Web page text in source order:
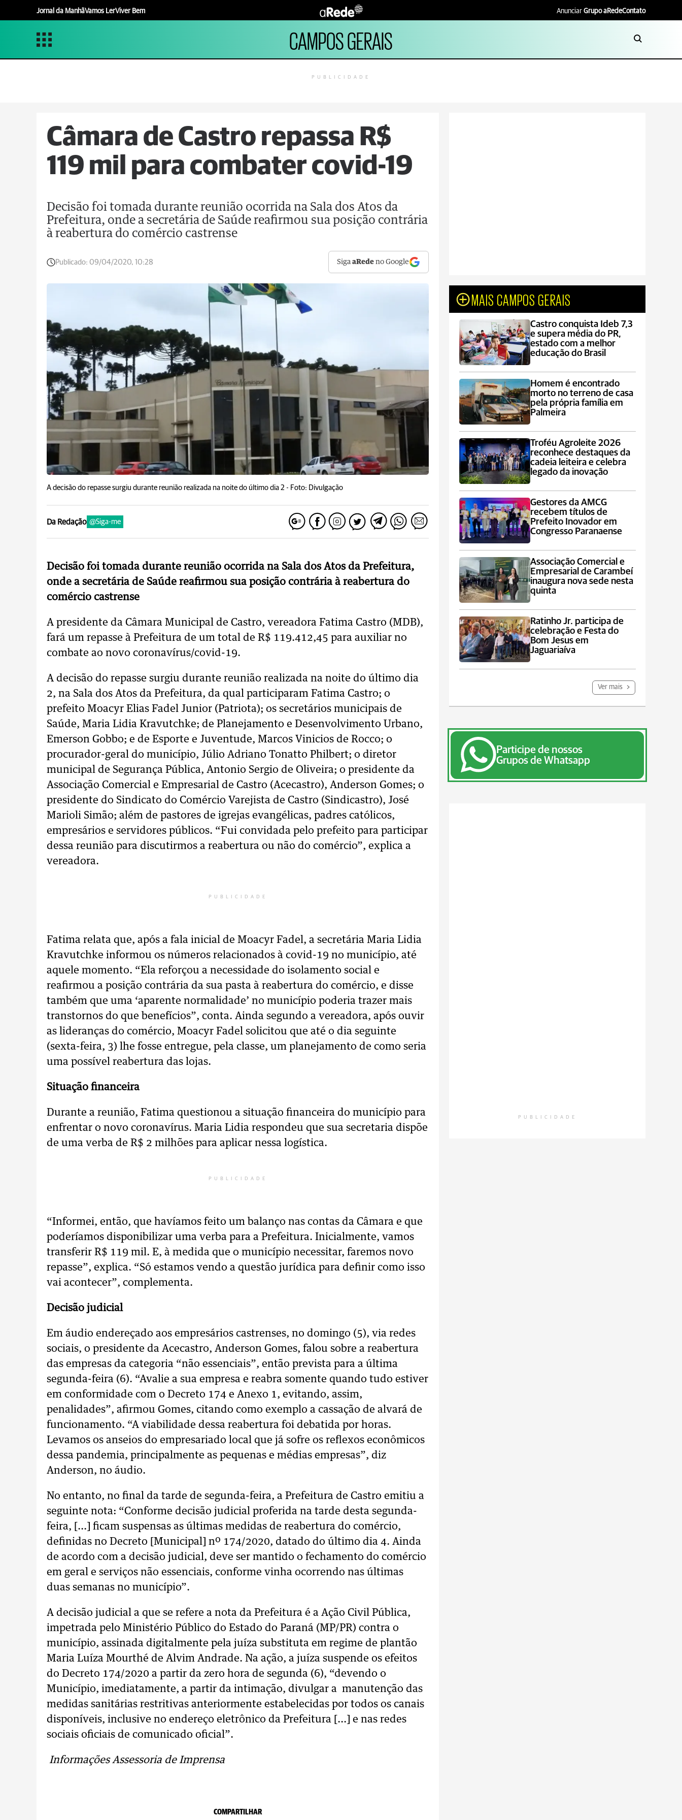
Jornal da ManhãVamos LerViver Bem Anunciar Grupo aRedeContato
CAMPOS GERAIS
PUBLICIDADE
Câmara de Castro repassa R$
119 mil para combater covid-19
Decisão foi tomada durante reunião ocorrida na Sala dos Atos da
Prefeitura, onde a secretária de Saúde reafirmou sua posição contrária
à reabertura do comércio castrense
Publicado: 09/04/2020, 10:28 SigaaRede no Google
A decisão do repasse surgiu durante reunião realizada na noite do último dia 2 - Foto: Divulgação
Da Redação @Siga-me
Decisão foi tomada durante reunião ocorrida na Sala dos Atos da Prefeitura,
onde a secretária de Saúde reafirmou sua posição contrária à reabertura do
comércio castrense
A presidente da Câmara Municipal de Castro, vereadora Fatima Castro (MDB),
fará um repasse à Prefeitura de um total de R$ 119.412,45 para auxiliar no
combate ao novo coronavírus/covid-19.
A decisão do repasse surgiu durante reunião realizada na noite do último dia
2, na Sala dos Atos da Prefeitura, da qual participaram Fatima Castro; o
prefeito Moacyr Elias Fadel Junior (Patriota); os secretários municipais de
Saúde, Maria Lidia Kravutchke; de Planejamento e Desenvolvimento Urbano,
Emerson Gobbo; e de Esporte e Juventude, Marcos Vinicios de Rocco; o
procurador-geral do município, Júlio Adriano Tonatto Philbert; o diretor
municipal de Segurança Pública, Antonio Sergio de Oliveira; o presidente da
Associação Comercial e Empresarial de Castro (Acecastro), Anderson Gomes; o
presidente do Sindicato do Comércio Varejista de Castro (Sindicastro), José
Marioli Simão; além de pastores de igrejas evangélicas, padres católicos,
empresários e servidores públicos. “Fui convidada pelo prefeito para participar
dessa reunião para discutirmos a reabertura ou não do comércio”, explica a
vereadora.
PUBLICIDADE
Fatima relata que, após a fala inicial de Moacyr Fadel, a secretária Maria Lidia
Kravutchke informou os números relacionados à covid-19 no município, até
aquele momento. “Ela reforçou a necessidade do isolamento social e
reafirmou a posição contrária da sua pasta à reabertura do comércio, e disse
também que uma ‘aparente normalidade’ no município poderia trazer mais
transtornos do que benefícios”, conta. Ainda segundo a vereadora, após ouvir
as lideranças do comércio, Moacyr Fadel solicitou que até o dia seguinte
(sexta-feira, 3) lhe fosse entregue, pela classe, um planejamento de como seria
uma possível reabertura das lojas.
Situação financeira
Durante a reunião, Fatima questionou a situação financeira do município para
enfrentar o novo coronavírus. Maria Lidia respondeu que sua secretaria dispõe
de uma verba de R$ 2 milhões para aplicar nessa logística.
PUBLICIDADE
“Informei, então, que havíamos feito um balanço nas contas da Câmara e que
poderíamos disponibilizar uma verba para a Prefeitura. Inicialmente, vamos
transferir R$ 119 mil. E, à medida que o município necessitar, faremos novo
repasse”, explica. “Só estamos vendo a questão jurídica para definir como isso
vai acontecer”, complementa.
Decisão judicial
Em áudio endereçado aos empresários castrenses, no domingo (5), via redes
sociais, o presidente da Acecastro, Anderson Gomes, falou sobre a reabertura
das empresas da categoria “não essenciais”, então prevista para a última
segunda-feira (6). “Avalie a sua empresa e reabra somente quando tudo estiver
em conformidade com o Decreto 174 e Anexo 1, evitando, assim,
penalidades”, afirmou Gomes, citando como exemplo a cassação de alvará de
funcionamento. “A viabilidade dessa reabertura foi debatida por horas.
Levamos os anseios do empresariado local que já sofre os reflexos econômicos
dessa pandemia, principalmente as pequenas e médias empresas”, diz
Anderson, no áudio.
No entanto, no final da tarde de segunda-feira, a Prefeitura de Castro emitiu a
seguinte nota: “Conforme decisão judicial proferida na tarde desta segunda-
feira, [...] ficam suspensas as últimas medidas de reabertura do comércio,
definidas no Decreto [Municipal] nº 174/2020, datado do último dia 4. Ainda
de acordo com a decisão judicial, deve ser mantido o fechamento do comércio
em geral e serviços não essenciais, conforme vinha ocorrendo nas últimas
duas semanas no município”.
A decisão judicial a que se refere a nota da Prefeitura é a Ação Civil Pública,
impetrada pelo Ministério Público do Estado do Paraná (MP/PR) contra o
município, assinada digitalmente pela juíza substituta em regime de plantão
Maria Luíza Mourthé de Alvim Andrade. Na ação, a juíza suspende os efeitos
do Decreto 174/2020 a partir da zero hora de segunda (6), “devendo o
Município, imediatamente, a partir da intimação, divulgar a manutenção das
medidas sanitárias restritivas anteriormente estabelecidas por todos os canais
disponíveis, inclusive no endereço eletrônico da Prefeitura [...] e nas redes
sociais oficiais de comunicado oficial”.
Informações Assessoria de Imprensa
COMPARTILHAR
MAIS CAMPOS GERAIS
Castro conquista Ideb 7,3
e supera média do PR,
estado com a melhor
educação do Brasil
Homem é encontrado
morto no terreno de casa
pela própria família em
Palmeira
Troféu Agroleite 2026
reconhece destaques da
cadeia leiteira e celebra
legado da inovação
Gestores da AMCG
recebem títulos de
Prefeito Inovador em
Congresso Paranaense
Associação Comercial e
Empresarial de Carambeí
inaugura nova sede nesta
quinta
Ratinho Jr. participa de
celebração e Festa do
Bom Jesus em
Jaguariaíva
Ver mais
Participe de nossos
Grupos de Whatsapp
PUBLICIDADE